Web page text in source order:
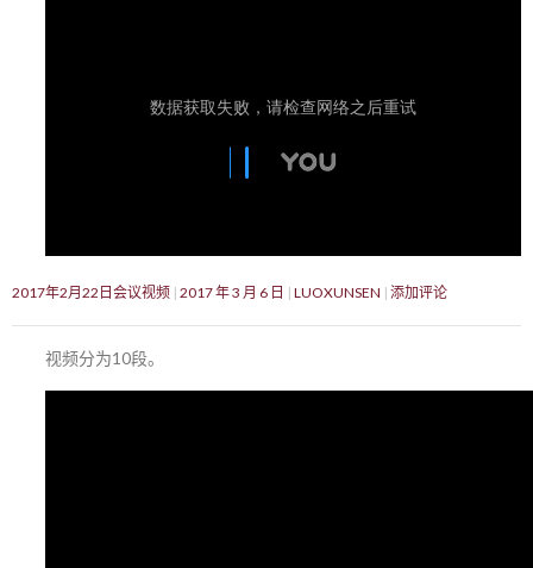
2017年2月22日会议视频 2017 年 3 月 6 日 LUOXUNSEN 添加评论
视频分为10段。